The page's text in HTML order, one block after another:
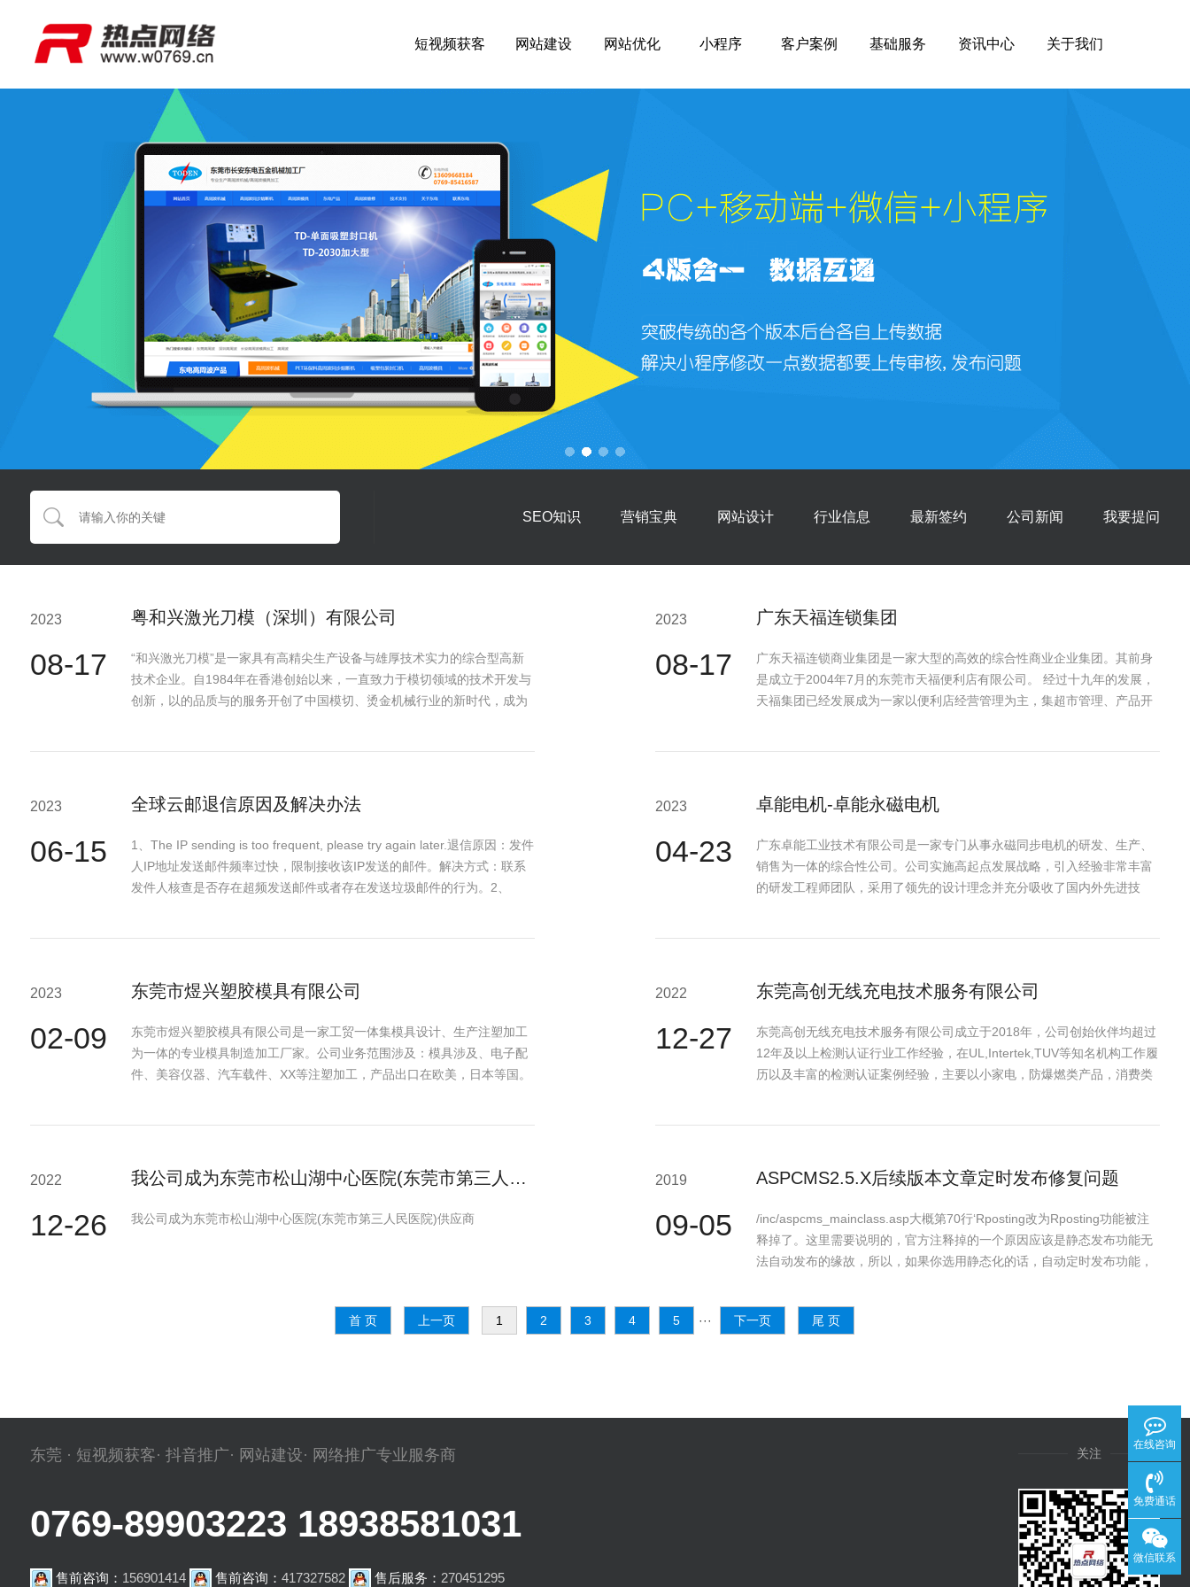
短视频获客 网站建设 网站优化 小程序 客户案例 基础服务 资讯中心 关于我们
我要提问
公司新闻
最新签约
行业信息
网站设计
营销宝典
SEO知识
2023
08-17
粤和兴激光刀模（深圳）有限公司
“和兴激光刀模”是一家具有高精尖生产设备与雄厚技术实力的综合型高新
技术企业。自1984年在香港创始以来，一直致力于模切领域的技术开发与
创新，以的品质与的服务开创了中国模切、烫金机械行业的新时代，成为
2023
08-17
广东天福连锁集团
广东天福连锁商业集团是一家大型的高效的综合性商业企业集团。其前身
是成立于2004年7月的东莞市天福便利店有限公司。 经过十九年的发展，
天福集团已经发展成为一家以便利店经营管理为主，集超市管理、产品开
2023
06-15
全球云邮退信原因及解决办法
1、The IP sending is too frequent, please try again later.退信原因：发件
人IP地址发送邮件频率过快，限制接收该IP发送的邮件。解决方式：联系
发件人核查是否存在超频发送邮件或者存在发送垃圾邮件的行为。2、
2023
04-23
卓能电机-卓能永磁电机
广东卓能工业技术有限公司是一家专门从事永磁同步电机的研发、生产、
销售为一体的综合性公司。公司实施高起点发展战略，引入经验非常丰富
的研发工程师团队，采用了领先的设计理念并充分吸收了国内外先进技
2023
02-09
东莞市煜兴塑胶模具有限公司
东莞市煜兴塑胶模具有限公司是一家工贸一体集模具设计、生产注塑加工
为一体的专业模具制造加工厂家。公司业务范围涉及：模具涉及、电子配
件、美容仪器、汽车载件、XX等注塑加工，产品出口在欧美，日本等国。
2022
12-27
东莞高创无线充电技术服务有限公司
东莞高创无线充电技术服务有限公司成立于2018年，公司创始伙伴均超过
12年及以上检测认证行业工作经验，在UL,Intertek,TUV等知名机构工作履
历以及丰富的检测认证案例经验，主要以小家电，防爆燃类产品，消费类
2022
12-26
我公司成为东莞市松山湖中心医院(东莞市第三人民医院···
我公司成为东莞市松山湖中心医院(东莞市第三人民医院)供应商
2019
09-05
ASPCMS2.5.X后续版本文章定时发布修复问题
/inc/aspcms_mainclass.asp大概第70行‘Rposting改为Rposting功能被注
释掉了。这里需要说明的，官方注释掉的一个原因应该是静态发布功能无
法自动发布的缘故，所以，如果你选用静态化的话，自动定时发布功能，
首 页 上一页 1 2 3 4 5 ··· 下一页 尾 页
东莞 · 短视频获客· 抖音推广· 网站建设· 网络推广专业服务商
0769-89903223 18938581031
售前咨询： 156901414 售前咨询： 417327582 售后服务： 270451295
关注
在线咨询
免费通话
微信联系